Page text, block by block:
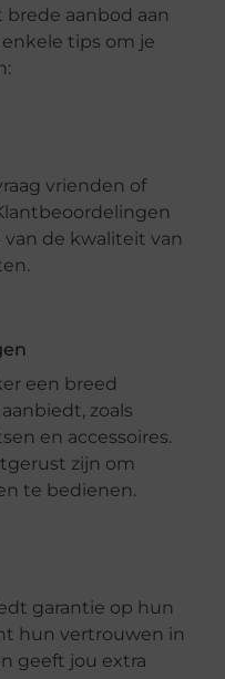
aanbod aan
tips om je
vrienden of
de kwaliteit van
een breed
zoals
en accessoires.
zijn om
te bedienen.
garantie op hun
hun vertrouwen in
geeft jou extra